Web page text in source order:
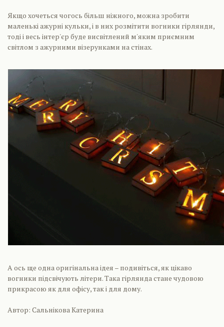
Якщо хочеться чогось більш ніжного, можна зробити
маленькі ажурні кульки, і в них розмітити вогники гірлянди,
тоді і весь інтер'єр буде висвітлений м'яким приємним
світлом з ажурними візерунками на стінах.
А ось ще одна оригінальна ідея – подивіться, як цікаво
вогники підсвічують літери. Така гірлянда стане чудовою
прикрасою як для офісу, так і для дому.
Автор: Сальнікова Катерина